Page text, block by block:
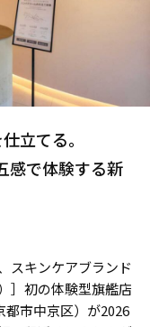
立てる。
感で体験する新
スキンケアブランド
］初の体験型旗艦店
都市中京区）が2026